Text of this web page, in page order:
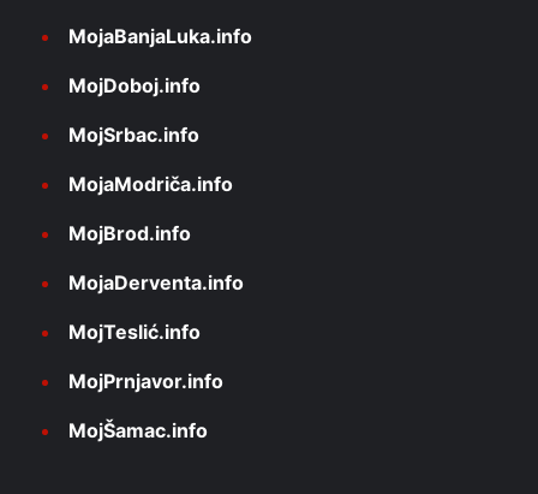
MojaBanjaLuka.info
MojDoboj.info
MojSrbac.info
MojaModriča.info
MojBrod.info
MojaDerventa.info
MojTeslić.info
MojPrnjavor.info
MojŠamac.info